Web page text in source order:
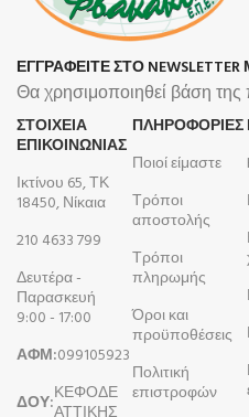
ΕΓΓΡΑΦΕΙΤΕ ΣΤΟ
Θα χρησιμοποιηθεί βάση της
ΣΤΟΙΧΕΙΑ
ΕΠΙΚΟΙΝΩΝΙΑΣ
Ικτίνου 65, ΤΚ
18450, Νίκαια
210 4633 799
Δευτέρα -
Παρασκευή
9:00 - 17:00
ΑΦΜ:099105923
ΔΟΥ:ΚΕΦΟΔΕ
ΠΛΗΡΟΦΟΡΊΕΣ
Ποιοί είμαστε
Τρόποι
αποστολής
Τρόποι
πληρωμής
Όροι και
προϋποθέσεις
Πολιτική
επιστροφών